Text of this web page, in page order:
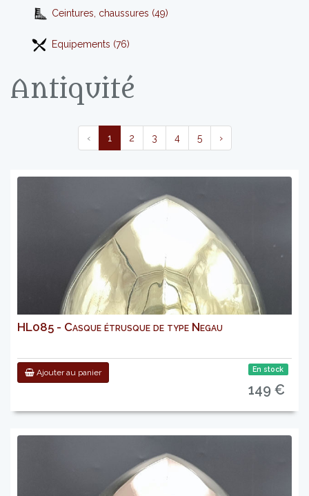
Ceintures, chaussures (49)
Equipements (76)
Antiquité
‹ 1 2 3 4 5 ›
HL085 - Casque étrusque de type Negau
Ajouter au panier En stock
149 €